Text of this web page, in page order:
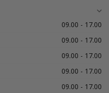
09.00 - 17.00
09.00 - 17.00
09.00 - 17.00
09.00 - 17.00
09.00 - 17.00